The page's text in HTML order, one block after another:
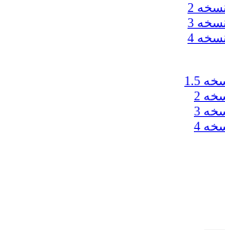
2
3
4